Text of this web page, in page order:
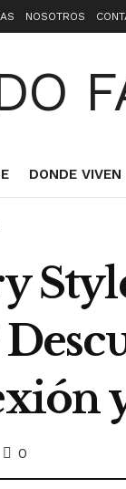
NOSOTROS
DONDE VIVEN
0